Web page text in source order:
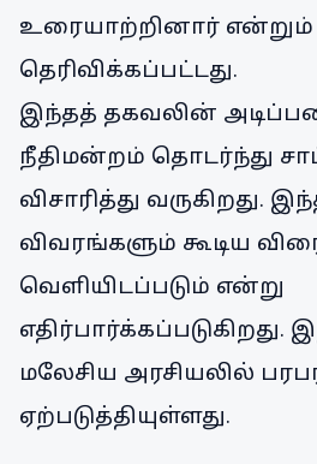
உரையாற்றினார் என்றும்
தெரிவிக்கப்பட்டது.
இந்தத் தகவலின்
நீதிமன்றம் தொடர்ந்து
விசாரித்து வருகிறது.
விவரங்களும் கூடிய
வெளியிடப்படும் என்று
மலேசிய அரசியலில்
ஏற்படுத்தியுள்ளது.